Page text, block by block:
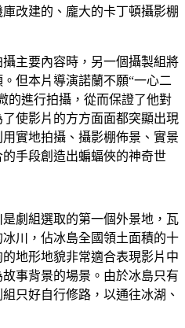
改建的、龐大的卡丁頓攝影棚
主要內容時，另一個攝製組將
但本片導演諾蘭不願“一心二
的進行拍攝，從而保證了他對
使影片的方方面面都突顯出現
實地拍攝、攝影棚佈景、實景
手段創造出蝙蝠俠的神奇世
劇組選取的第一個外景地，瓦
川，佔冰島全國領土面積的十
地形地貌非常適合表現影片中
事背景的場景。由於冰島只有
只好自行修路，以通往冰湖、